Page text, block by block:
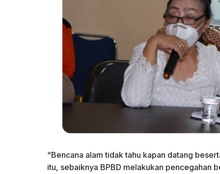
“Bencana alam tidak tahu kapan datang
itu, sebaiknya BPBD melakukan pencegahan